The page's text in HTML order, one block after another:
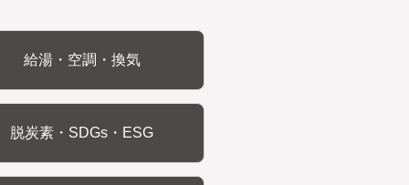
給湯・空調・換気
脱炭素・SDGs・ESG